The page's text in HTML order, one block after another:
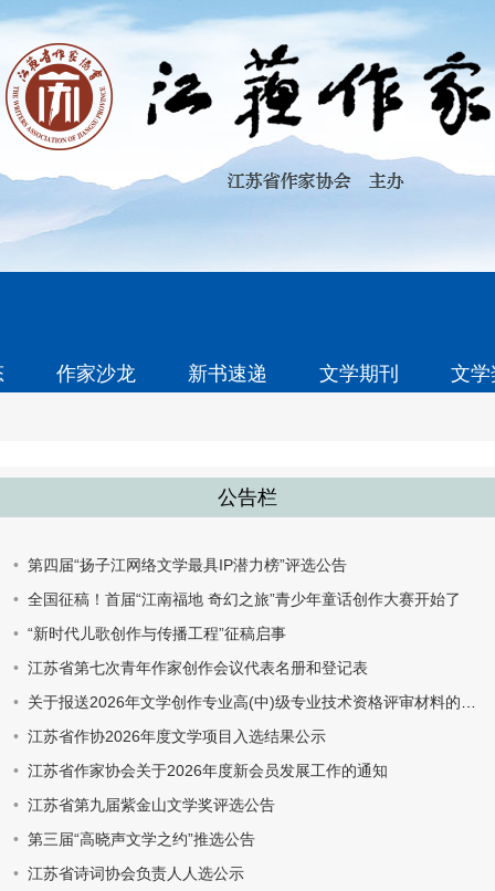
作家沙龙 新书速递 文学期刊 文
公告栏
第四届“扬子江网络文学最具IP潜力榜”评选公告
全国征稿！首届“江南福地 奇幻之旅”青少年童话创作大赛开始了
“新时代儿歌创作与传播工程”征稿启事
江苏省第七次青年作家创作会议代表名册和登记表
关于报送2026年文学创作专业高(中)级专业技术资格评审材料的通知
江苏省作协2026年度文学项目入选结果公示
江苏省作家协会关于2026年度新会员发展工作的通知
江苏省第九届紫金山文学奖评选公告
第三届“高晓声文学之约”推选公告
江苏省诗词协会负责人人选公示